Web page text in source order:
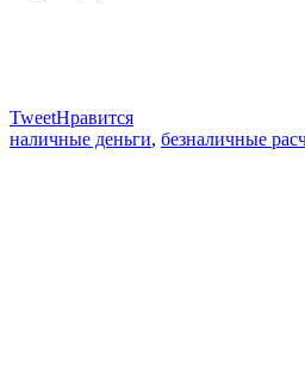
TweetНравится
наличные деньги, безналичные